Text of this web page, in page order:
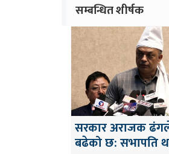
सम्बन्धित शीर्षक
सरकार अराजक
बढेको छ: सभापति